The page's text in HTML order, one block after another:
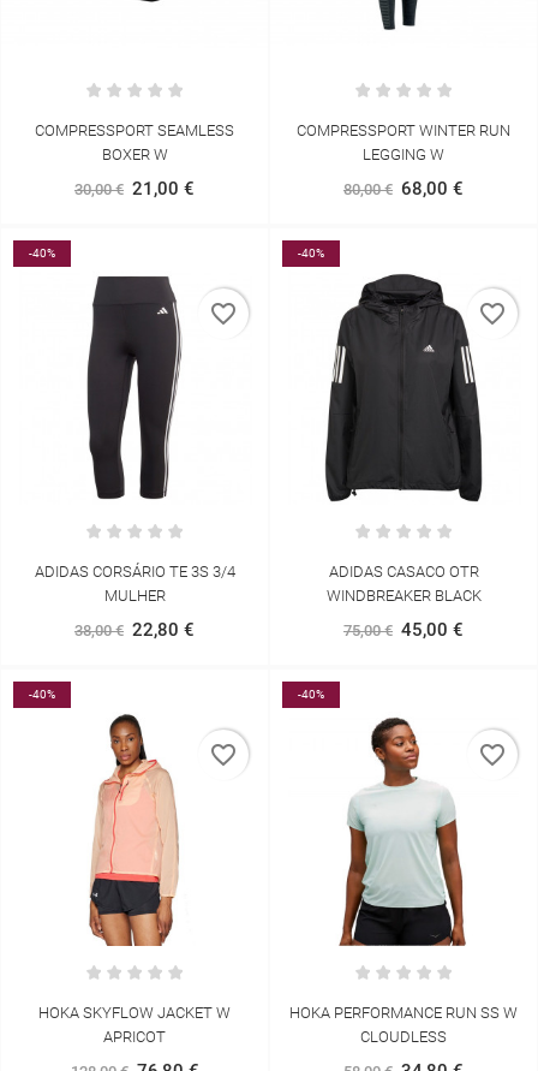
COMPRESSPORT SEAMLESS
BOXER W
30,00 € 21,00 €
COMPRESSPORT WINTER RUN
LEGGING W
80,00 € 68,00 €
-40%
ADIDAS CORSÁRIO TE 3S 3/4
MULHER
38,00 € 22,80 €
favorite_border
-40%
ADIDAS CASACO OTR
WINDBREAKER BLACK
75,00 € 45,00 €
favorite_border
-40%
HOKA SKYFLOW JACKET W
APRICOT
favorite_border
-40%
HOKA PERFORMANCE RUN SS W
CLOUDLESS
favorite_border